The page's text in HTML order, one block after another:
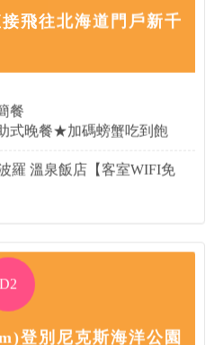
飛往北海道門戶新千
餐
式晚餐★加碼螃蟹吃到飽
羅 溫泉飯店【客室WIFI免
D2
登別尼克斯海洋公園